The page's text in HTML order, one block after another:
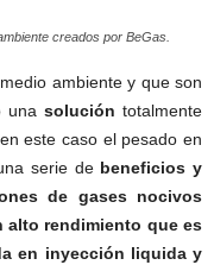
creados por BeGas.
ambiente y que son
una solución totalmente
este caso el pesado en
serie de beneficios y
de gases nocivos
alto rendimiento que es
en inyección liquida y